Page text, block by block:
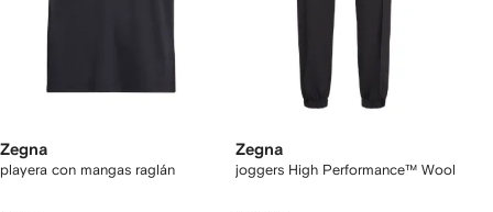
Zegna
playera con mangas raglán
Zegna
joggers High Performance™ Wool